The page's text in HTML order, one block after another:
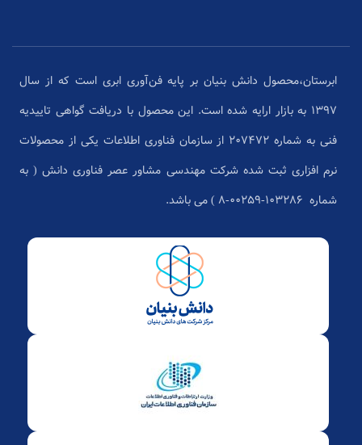
ابرستان،محصول دانش بنیان بر پایه فن‌آوری ابری است که از سال
1397 به بازار ارایه شده است. این محصول با دریافت گواهی تاییدیه
فنی به شماره 207472 از سازمان فناوری اطلاعات یکی از محصولات
نرم افزاری ثبت شده شرکت مهندسی مشاور عصر فناوری دانش ( به
شماره ۱۰۳۲۸۶-۰۰۲۵۹-۸ ) می باشد.